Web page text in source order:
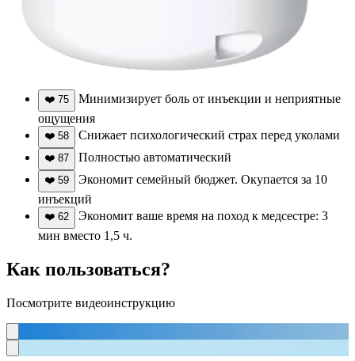
❤️ 75
Минимизирует боль от инъекции и неприятные
ощущения
❤️ 58 Снижает психологический страх перед уколами
❤️ 87 Полностью автоматический
❤️ 59
Экономит семейный бюджет. Окупается за 10
инъекций
❤️ 62
Экономит ваше время на поход к медсестре: 3
мин вместо 1,5 ч.
Как пользоваться?
Посмотрите видеоинструкцию